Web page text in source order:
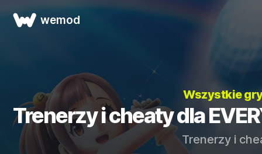
wemod
Wszystkie
Trenerzy i cheaty dla
Trenerzy i